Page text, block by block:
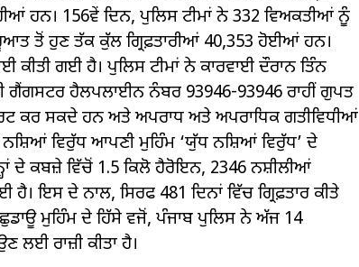
ਹਨ। 156ਵੇਂ ਦਿਨ, ਪੁਲਿਸ ਟੀਮਾਂ ਨੇ 332 ਵਿਅਕਤੀਆਂ ਨੂੰ
ਤੋਂ ਹੁਣ ਤੱਕ ਕੁੱਲ ਗ੍ਰਿਫ਼ਤਾਰੀਆਂ 40,353 ਹੋਈਆਂ ਹਨ।
ਗਈ ਹੈ। ਪੁਲਿਸ ਟੀਮਾਂ ਨੇ ਕਾਰਵਾਈ ਦੌਰਾਨ ਤਿੰਨ
ਗੈਂਗਸਟਰ ਹੈਲਪਲਾਈਨ ਨੰਬਰ 93946-93946 ਰਾਹੀਂ ਗੁਪਤ
ਕਰ ਸਕਦੇ ਹਨ ਅਤੇ ਅਪਰਾਧ ਅਤੇ ਅਪਰਾਧਿਕ ਗਤੀਵਿਧੀਆਂ
ਨਸ਼ਿਆਂ ਵਿਰੁੱਧ ਆਪਣੀ ਮੁਹਿੰਮ ‘ਯੁੱਧ ਨਸ਼ਿਆਂ ਵਿਰੁੱਧ’ ਦੇ
ਦੇ ਕਬਜ਼ੇ ਵਿੱਚੋਂ 1.5 ਕਿਲੋ ਹੈਰੋਇਨ, 2346 ਨਸ਼ੀਲੀਆਂ
ਇਸ ਦੇ ਨਾਲ, ਸਿਰਫ 481 ਦਿਨਾਂ ਵਿੱਚ ਗ੍ਰਿਫ਼ਤਾਰ ਕੀਤੇ
ਮੁਹਿੰਮ ਦੇ ਹਿੱਸੇ ਵਜੋਂ, ਪੰਜਾਬ ਪੁਲਿਸ ਨੇ ਅੱਜ 14
ਲਈ ਰਾਜ਼ੀ ਕੀਤਾ ਹੈ।